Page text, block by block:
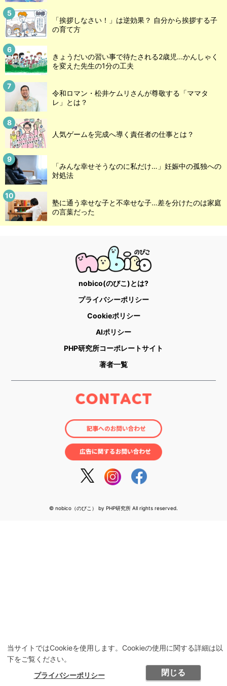
当サイトではCookieを使用します。Cookieの使用に関する詳細は以
下をご覧ください。
プライバシーポリシー
閉じる
「挨拶しなさい！」は逆効果？ 自分から挨拶する子
の育て方
きょうだいの習い事で待たされる2歳児...かんしゃく
を変えた先生の1分の工夫
令和ロマン・松井ケムリさんが尊敬する「ママタ
レ」とは？
人気ゲームを完成へ導く責任者の仕事とは？
「みんな幸せそうなのに私だけ…」妊娠中の孤独への
対処法
塾に通う幸せな子と不幸せな子…差を分けたのは家庭
の言葉だった
nobico(のびこ)とは?
プライバシーポリシー
Cookieポリシー
AIポリシー
PHP研究所コーポレートサイト
著者一覧
© nobico（のびこ） by PHP研究所 All rights reserved.